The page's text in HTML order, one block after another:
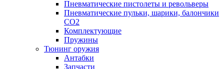
Пневматические пистолеты и револьверы
Пневматические пульки, шарики, балончики
CO2
Комплектующие
Пружины
Тюнинг оружия
Антабки
Запчасти